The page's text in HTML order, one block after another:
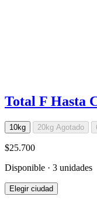
Total F Hasta
10kg 20kg Agotado
$25.700
Disponible · 3 unidades
Elegir ciudad